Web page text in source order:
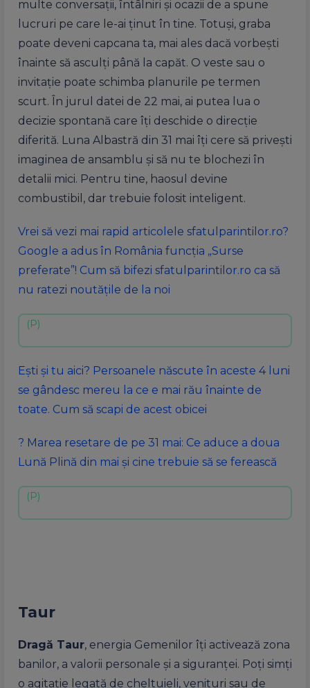
multe conversații, întâlniri și ocazii de a spune
lucruri pe care le-ai ținut în tine. Totuși, graba
poate deveni capcana ta, mai ales dacă vorbești
înainte să asculți până la capăt. O veste sau o
invitație poate schimba planurile pe termen
scurt. În jurul datei de 22 mai, ai putea lua o
decizie spontană care îți deschide o direcție
diferită. Luna Albastră din 31 mai îți cere să privești
imaginea de ansamblu și să nu te blochezi în
detalii mici. Pentru tine, haosul devine
combustibil, dar trebuie folosit inteligent.
Vrei să vezi mai rapid articolele sfatulparintilor.ro?
Google a adus în România funcția „Surse
preferate”! Cum să bifezi sfatulparintilor.ro ca să
nu ratezi noutățile de la noi
Ești și tu aici? Persoanele născute în aceste 4 luni
se gândesc mereu la ce e mai rău înainte de
toate. Cum să scapi de acest obicei
? Marea resetare de pe 31 mai: Ce aduce a doua
Lună Plină din mai și cine trebuie să se ferească
Taur
Dragă Taur, energia Gemenilor îți activează zona
banilor, a valorii personale și a siguranței. Poți simți
o agitație legată de cheltuieli, venituri sau de